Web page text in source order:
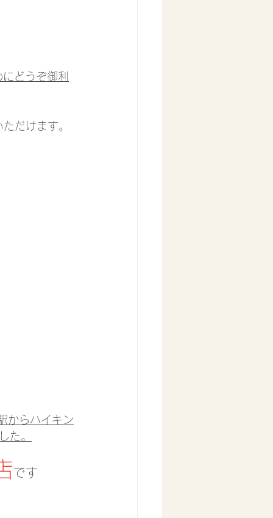
どうぞ御利
だけます。
からハイキン
た。
です